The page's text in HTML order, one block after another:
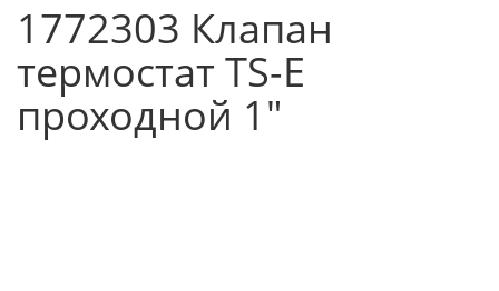
1772303 Клапан
термостат TS-E
проходной 1"